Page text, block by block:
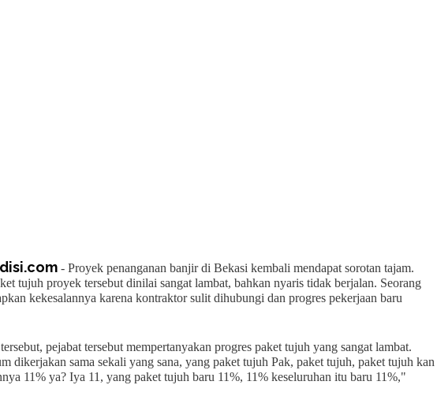
- Proyek penanganan banjir di Bekasi kembali mendapat sorotan tajam.
tujuh proyek tersebut dinilai sangat lambat, bahkan nyaris tidak berjalan. Seorang
kekesalannya karena kontraktor sulit dihubungi dan progres pekerjaan baru
pejabat tersebut mempertanyakan progres paket tujuh yang sangat lambat.
dikerjakan sama sekali yang sana, yang paket tujuh Pak, paket tujuh, paket tujuh kan
11% ya? Iya 11, yang paket tujuh baru 11%, 11% keseluruhan itu baru 11%,"